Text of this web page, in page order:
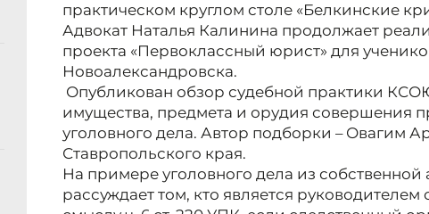
практическом круглом столе «Белкинские
Адвокат Наталья Калинина продолжает
проекта «Первоклассный юрист» для
Новоалександровска.
Опубликован обзор судебной практики
имущества, предмета и орудия совершения
уголовного дела. Автор подборки – Овагим
Ставропольского края.
На примере уголовного дела из собственной
рассуждает том, кто является руководителем